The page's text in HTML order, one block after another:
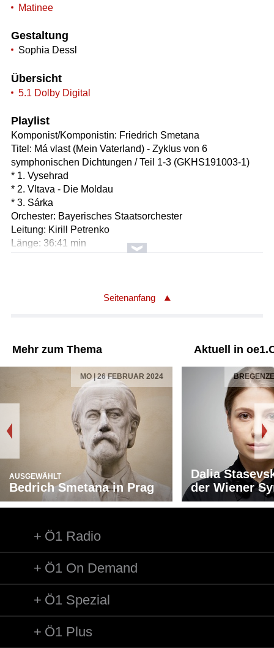
Matinee
Gestaltung
Sophia Dessl
Übersicht
5.1 Dolby Digital
Playlist
Komponist/Komponistin: Friedrich Smetana
Titel: Má vlast (Mein Vaterland) - Zyklus von 6
symphonischen Dichtungen / Teil 1-3 (GKHS191003-1)
* 1. Vysehrad
* 2. Vltava - Die Moldau
* 3. Sárka
Orchester: Bayerisches Staatsorchester
Leitung: Kirill Petrenko
Länge: 36:41 min
Label: Bärenreiter/Materialleihgebühr
Seitenanfang
Mehr zum Thema
MO | 26 FEBRUAR 2024
AUSGEWÄHLT
Bedrich Smetana in Prag
Aktuell in
Dalia
der Wiener
Ö1 Radio
Ö1 On Demand
Ö1 Spezial
Ö1 Plus